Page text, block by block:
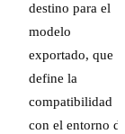
destino para el
modelo
exportado, que
define la
compatibilidad
con el entorno